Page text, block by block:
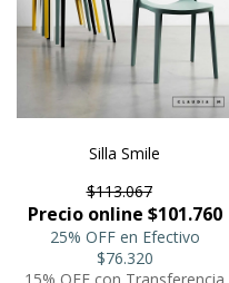
Silla Smile
$113.067
Precio online $101.760
25% OFF en Efectivo
$76.320